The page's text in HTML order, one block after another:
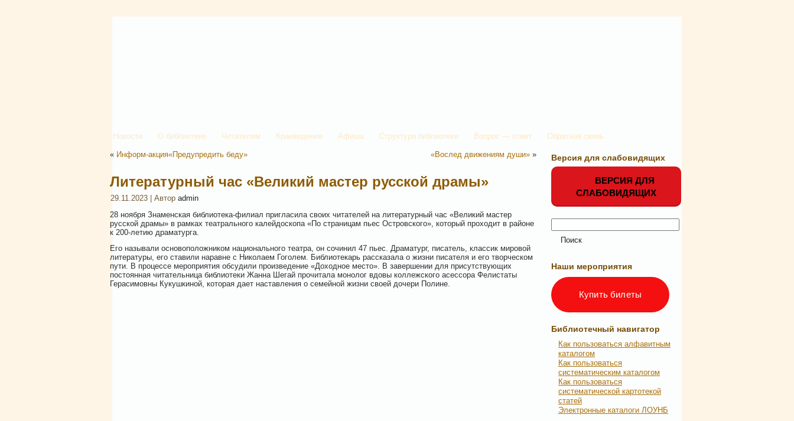
Новости О библиотеке Читателям Краеведение Афиша Структура библиотеки Вопрос — ответ Обратная связь
« Информ-акция«Предупредить беду» «Вослед движениям души» »
Литературный час «Великий мастер русской драмы»
29.11.2023 | Автор admin
28 ноября Знаменская библиотека-филиал пригласила своих читателей на литературный час «Великий мастер
русской драмы» в рамках театрального калейдоскопа «По страницам пьес Островского», который проходит в районе
к 200-летию драматурга.
Его называли основоположником национального театра, он сочинил 47 пьес. Драматург, писатель, классик мировой
литературы, его ставили наравне с Николаем Гоголем. Библиотекарь рассказала о жизни писателя и его творческом
пути. В процессе мероприятия обсудили произведение «Доходное место». В завершении для присутствующих
постоянная читательница библиотеки Жанна Шегай прочитала монолог вдовы коллежского асессора Фелистаты
Герасимовны Кукушкиной, которая дает наставления о семейной жизни своей дочери Полине.
Версия для слабовидящих
ВЕРСИЯ ДЛЯ
СЛАБОВИДЯЩИХ
Наши мероприятия
Купить билеты
Библиотечный навигатор
Как пользоваться алфавитным
каталогом
Как пользоваться
систематическим каталогом
Как пользоваться
систематической картотекой
статей
Электронные каталоги ЛОУНБ